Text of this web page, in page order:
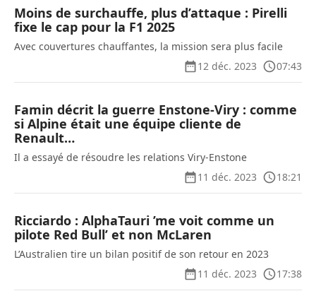
Moins de surchauffe, plus d’attaque : Pirelli
fixe le cap pour la F1 2025
Avec couvertures chauffantes, la mission sera plus facile
12 déc. 2023
07:43
Famin décrit la guerre Enstone-Viry : comme
si Alpine était une équipe cliente de
Renault…
Il a essayé de résoudre les relations Viry-Enstone
11 déc. 2023
18:21
Ricciardo : AlphaTauri ’me voit comme un
pilote Red Bull’ et non McLaren
L’Australien tire un bilan positif de son retour en 2023
11 déc. 2023
17:38